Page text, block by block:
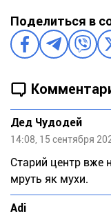
Поделиться в
Дед Чудодей
14:08, 15 сентября
Старий центр вже
мруть як мухи.
Adi